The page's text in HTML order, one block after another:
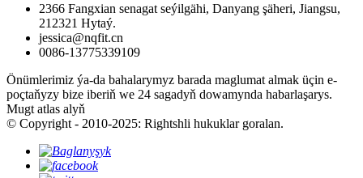
2366 Fangxian senagat seýilgähi, Danyang şäheri, Jiangsu,
212321 Hytaý.
jessica@nqfit.cn
0086-13775339109
Önümlerimiz ýa-da bahalarymyz barada maglumat almak üçin e-
poçtaňyzy bize iberiň we 24 sagadyň dowamynda habarlaşarys.
Mugt atlas alyň
© Copyright - 2010-2025: Rightshli hukuklar goralan.